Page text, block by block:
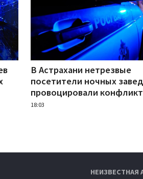
В Астрахани нетрезвые
посетители ночных
провоцировали
18:03
НЕИЗВЕСТНАЯ